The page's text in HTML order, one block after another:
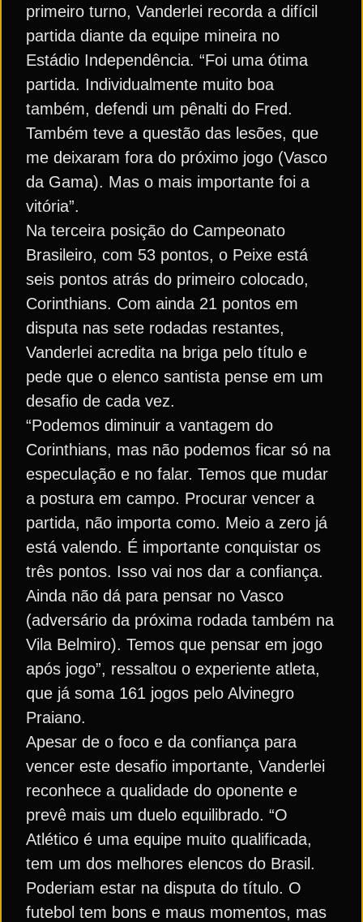
primeiro turno, Vanderlei recorda a difícil
partida diante da equipe mineira no
Estádio Independência. “Foi uma ótima
partida. Individualmente muito boa
também, defendi um pênalti do Fred.
Também teve a questão das lesões, que
me deixaram fora do próximo jogo (Vasco
da Gama). Mas o mais importante foi a
vitória”.
Na terceira posição do Campeonato
Brasileiro, com 53 pontos, o Peixe está
seis pontos atrás do primeiro colocado,
Corinthians. Com ainda 21 pontos em
disputa nas sete rodadas restantes,
Vanderlei acredita na briga pelo título e
pede que o elenco santista pense em um
desafio de cada vez.
“Podemos diminuir a vantagem do
Corinthians, mas não podemos ficar só na
especulação e no falar. Temos que mudar
a postura em campo. Procurar vencer a
partida, não importa como. Meio a zero já
está valendo. É importante conquistar os
três pontos. Isso vai nos dar a confiança.
Ainda não dá para pensar no Vasco
(adversário da próxima rodada também na
Vila Belmiro). Temos que pensar em jogo
após jogo”, ressaltou o experiente atleta,
que já soma 161 jogos pelo Alvinegro
Praiano.
Apesar de o foco e da confiança para
vencer este desafio importante, Vanderlei
reconhece a qualidade do oponente e
prevê mais um duelo equilibrado. “O
Atlético é uma equipe muito qualificada,
tem um dos melhores elencos do Brasil.
Poderiam estar na disputa do título. O
futebol tem bons e maus momentos, mas